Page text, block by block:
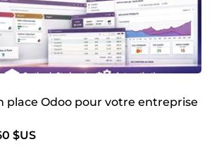
place Odoo pour votre entreprise
$US